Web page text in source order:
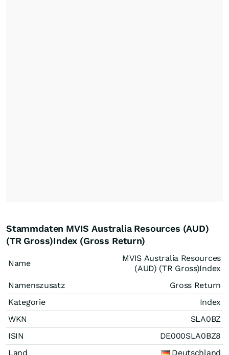
Stammdaten MVIS Australia Resources (AUD)
(TR Gross)Index (Gross Return)
Name
MVIS Australia Resources
(AUD) (TR Gross)Index
Namenszusatz
Gross Return
Kategorie
Index
WKN
SLA0BZ
ISIN
DE000SLA0BZ8
Land
Deutschland